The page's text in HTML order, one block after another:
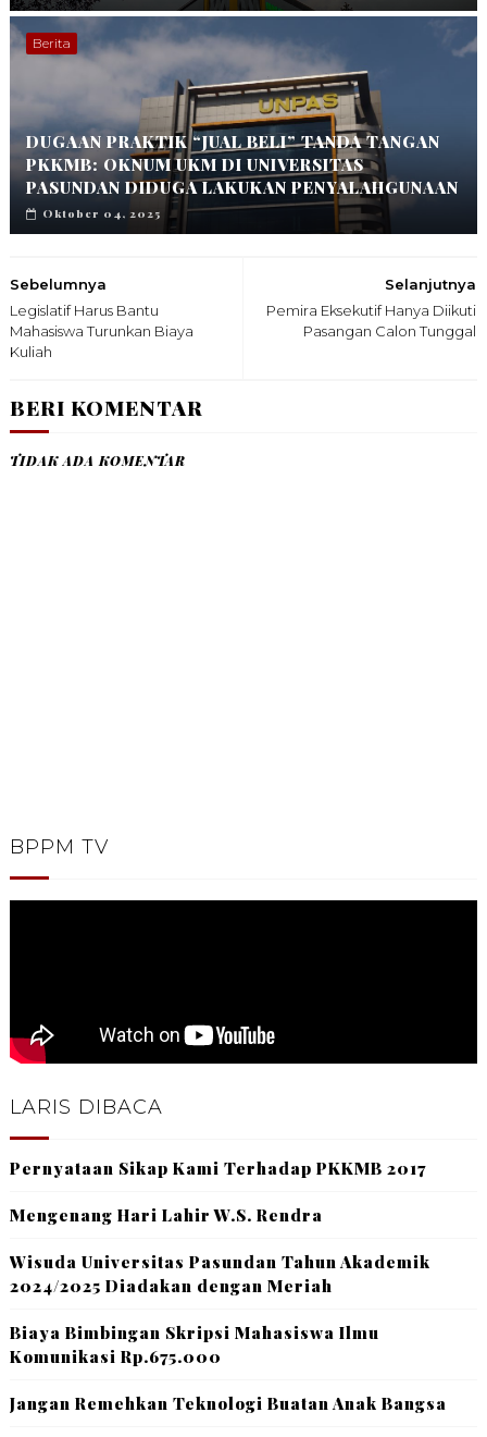
Berita
DUGAAN PRAKTIK “JUAL BELI” TANDA TANGAN
PKKMB: OKNUM UKM DI UNIVERSITAS
PASUNDAN DIDUGA LAKUKAN PENYALAHGUNAAN
Oktober 04, 2025
Selanjutnya
Pemira Eksekutif Hanya Diikuti
Pasangan Calon Tunggal
Sebelumnya
Legislatif Harus Bantu
Mahasiswa Turunkan Biaya
Kuliah
BERI KOMENTAR
TIDAK ADA KOMENTAR
BPPM TV
LARIS DIBACA
Pernyataan Sikap Kami Terhadap PKKMB 2017
Mengenang Hari Lahir W.S. Rendra
Wisuda Universitas Pasundan Tahun Akademik
2024/2025 Diadakan dengan Meriah
Biaya Bimbingan Skripsi Mahasiswa Ilmu
Komunikasi Rp.675.000
Jangan Remehkan Teknologi Buatan Anak Bangsa